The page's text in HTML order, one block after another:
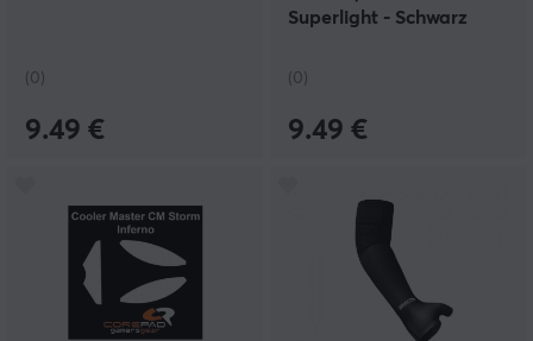
(0)
9.49 €
Superlight - Schwarz
(0)
9.49 €